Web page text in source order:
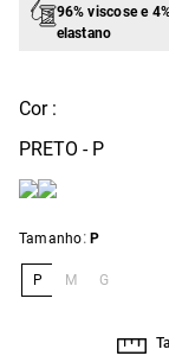
96% viscose e
elastano
Cor :
PRETO - P
Tamanho: P
P M G
º vestido curto